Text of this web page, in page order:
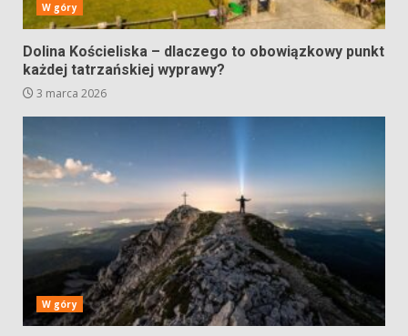
W góry
Dolina Kościeliska – dlaczego to obowiązkowy punkt
każdej tatrzańskiej wyprawy?
3 marca 2026
W góry